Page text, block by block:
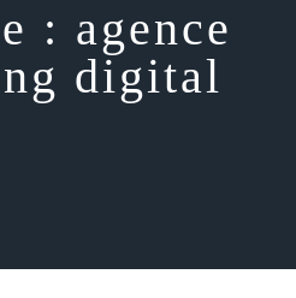
: agence
digital